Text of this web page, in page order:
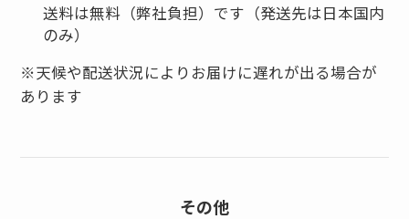
送料は無料（弊社負担）です（発送先は日本国内
のみ）
※天候や配送状況によりお届けに遅れが出る場合が
あります
その他